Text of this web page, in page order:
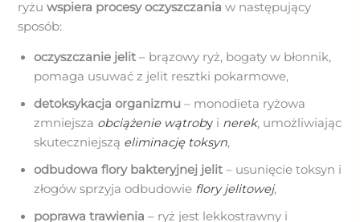
ryżuwspiera procesy oczyszczania w następujący
sposób:
oczyszczanie jelit – brązowy ryż, bogaty w błonnik,
pomaga usuwać z jelit resztki pokarmowe,
detoksykacja organizmu – monodieta ryżowa
zmniejsza obciążenie wątroby i nerek, umożliwiając
skuteczniejszą eliminację toksyn,
odbudowa flory bakteryjnej jelit – usunięcie toksyn i
złogów sprzyja odbudowie flory jelitowej,
poprawa trawienia – ryż jest lekkostrawny i